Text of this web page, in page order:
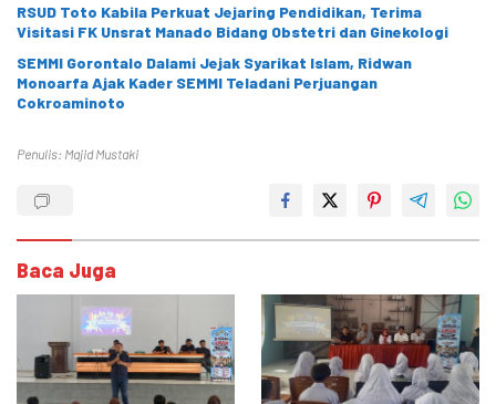
RSUD Toto Kabila Perkuat Jejaring Pendidikan, Terima
Visitasi FK Unsrat Manado Bidang Obstetri dan Ginekologi
SEMMI Gorontalo Dalami Jejak Syarikat Islam, Ridwan
Monoarfa Ajak Kader SEMMI Teladani Perjuangan
Cokroaminoto
Penulis: Majid Mustaki
Baca Juga